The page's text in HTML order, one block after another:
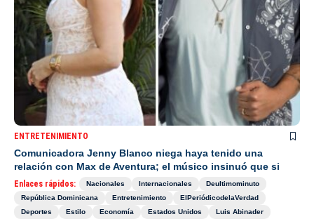
ENTRETENIMIENTO
Comunicadora Jenny Blanco niega haya tenido una
relación con Max de Aventura; el músico insinuó que si
Enlaces rápidos: Nacionales Internacionales
Deultimominuto
República Dominicana
Entretenimiento
ElPeriódicodelaVerdad
Deportes
Estilo Economía Estados Unidos
Luis Abinader